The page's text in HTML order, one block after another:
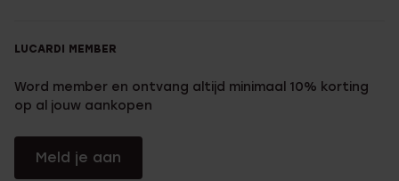
LUCARDI MEMBER
Word member en ontvang altijd minimaal 10% korting
op al jouw aankopen
Meld je aan